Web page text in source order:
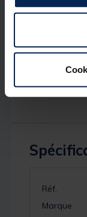
L'aiguille
pour insérer
montages de
pénètre
une insertion
temps et
Réf.
Marque